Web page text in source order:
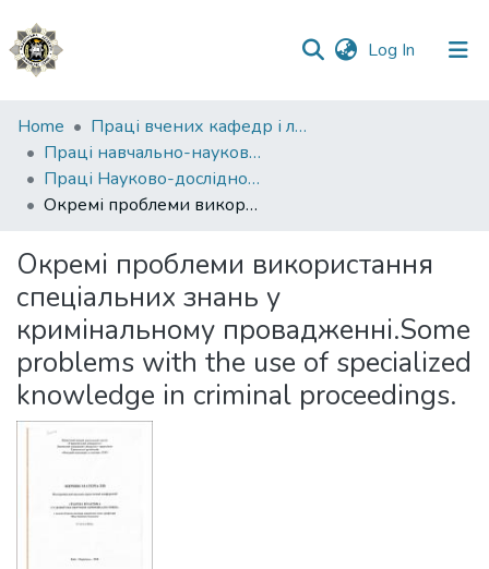
Log In (current)
Communities
&
Collections
All of DSpace
Statistics
Home
Праці вчених кафедр і лабораторій
Праці навчально-наукового експертно-криміналістичного інституту (ННІ №2)
Праці Науково-дослідної лабораторії з питань криміналістичного забезпечення та судової експертології ННЕКІ
Окремі проблеми використання спеціальних знань у кримінальному провадженні.Some problems with the use of specialized knowledge in criminal proceedings.
Окремі проблеми використання
спеціальних знань у
кримінальному провадженні.Some
problems with the use of specialized
knowledge in criminal proceedings.